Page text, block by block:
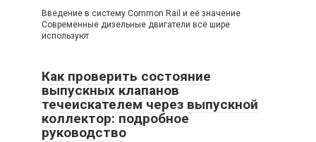
Введение в систему Common Rail и её значение
Современные дизельные двигатели всё шире
используют
Как проверить состояние
выпускных клапанов
течеискателем через выпускной
коллектор: подробное
руководство